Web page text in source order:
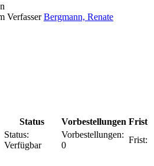
Verfasser Bergmann, Renate
Status Vorbestellungen Frist
Status:
Verfügbar
Vorbestellungen:
0
Frist: